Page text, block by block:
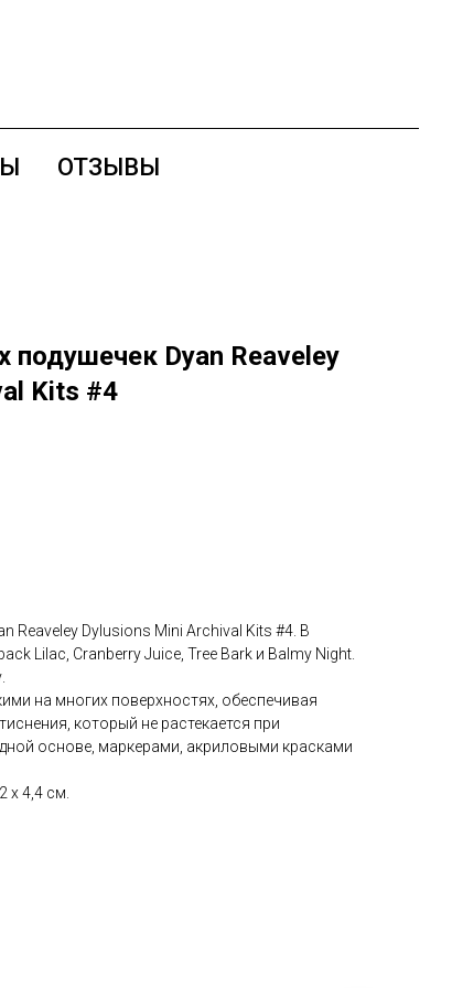
ОТЗЫВЫ
Dyan Reaveley
Kits #4
Reaveley Dylusions Mini Archival Kits #4. В
Lilac, Cranberry Juice, Tree Bark и Balmy Night.
на многих поверхностях, обеспечивая
который не растекается при
основе, маркерами, акриловыми красками
х 4,4 см.